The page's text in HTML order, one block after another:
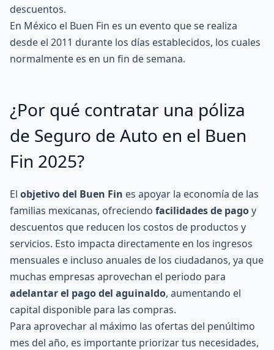
descuentos.
En México el Buen Fin es un evento que se realiza
desde el 2011 durante los días establecidos, los cuales
normalmente es en un fin de semana.
¿Por qué contratar una póliza
de Seguro de Auto en el Buen
Fin 2025?
El objetivo del Buen Fin es apoyar la economía de las
familias mexicanas, ofreciendo facilidades de pagoy
descuentos que reducen los costos de productos y
servicios. Esto impacta directamente en los ingresos
mensuales e incluso anuales de los ciudadanos, ya que
muchas empresas aprovechan el periodo para
adelantar el pago del aguinaldo, aumentando el
capital disponible para las compras.
Para aprovechar al máximo las ofertas del penúltimo
mes del año, es importante priorizar tus necesidades,